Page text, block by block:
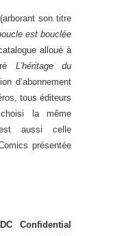
(arborant son titre
est bouclée
alloué à
L’héritage du
d’abonnement
tous éditeurs
la même
aussi celle
présentée
DC Confidential